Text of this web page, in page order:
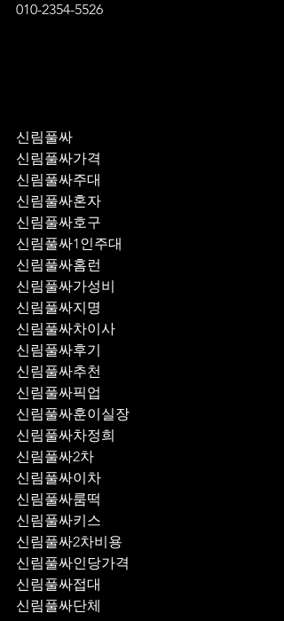
010-2354-5526
신림풀싸
신림풀싸가격
신림풀싸주대
신림풀싸혼자
신림풀싸호구
신림풀싸1인주대
신림풀싸홈런
신림풀싸가성비
신림풀싸지명
신림풀싸차이사
신림풀싸후기
신림풀싸추천
신림풀싸훈이실장
신림풀싸차정희
신림풀싸2차
신림풀싸이차
신림풀싸룸떡
신림풀싸키스
신림풀싸2차비용
신림풀싸인당가격
신림풀싸접대
신림풀싸단체